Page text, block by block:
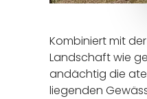
Kombiniert mit
Landschaft wie
andächtig die
liegenden